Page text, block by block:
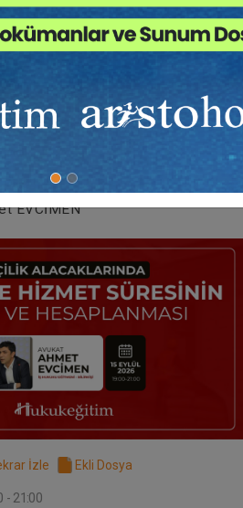
Eğitimi
TL
Av. M. Ufuk TEKİN
vermektedir.
bulunmaktadır.
EVCİMEN
İzle Ekli Dosya
- 21:00